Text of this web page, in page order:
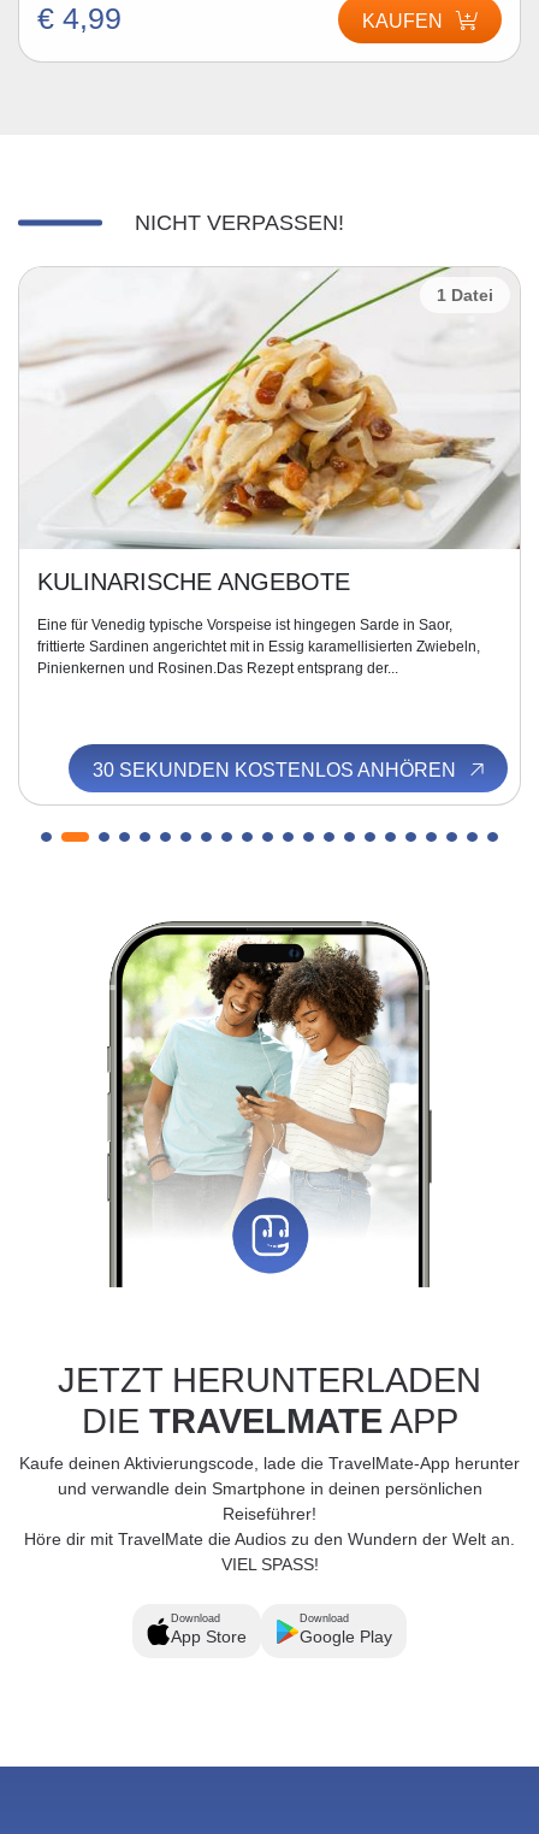
€ 4,99 KAUFEN
NICHT VERPASSEN!
1 Datei
ANGEBOTE
für Venedig typische Vorspeise ist hingegen Sarde in Saor,
Sardinen angerichtet mit in Essig karamellisierten Zwiebeln,
und Rosinen.Das Rezept entsprang der...
30 SEKUNDEN KOSTENLOS ANHÖREN
JETZT HERUNTERLADEN
DIE TRAVELMATEAPP
Kaufe deinen Aktivierungscode, lade die TravelMate-App herunter
und verwandle dein Smartphone in deinen persönlichen
Reiseführer!
Höre dir mit TravelMate die Audios zu den Wundern der Welt an.
VIEL SPASS!
Download
App Store
Download
Google Play